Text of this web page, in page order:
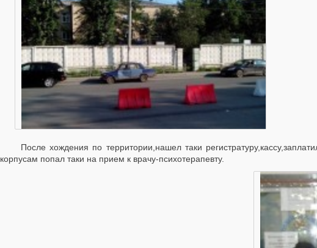
После хождения по территории,нашел таки
корпусам попал таки на прием к врачу-психотерапевту.